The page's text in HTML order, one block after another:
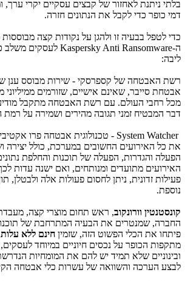
בלתי ניתנת לאחזור של קבצים עסקיים יקרי
דמי כופר כדי לקבל את הנתונים חזרה.
כדי לטפל בבעיה זו ולהגן על נקודות קצה
ה-Kaspersky Anti Ransomware
ליבה:
רשת האבטחה של קספרסקי - שירות מבוסס ענן
אבטחת סייבר, שאינם אישיים, שזורמים
מכל רחבי העולם. עם רשת האבטחה מתקבל
דבר המבטיח זמני תגובה מהירים ושמירה על רמת
System Watcher - טכנולוגית אבטחה פרו
את כל האירועים החשובים במערכת, כולל יצירה
הפעלה והגדרות, הפעלה של תוכנות והחלפת
האירועים מתועדים ומנותחים, ואם ישנה עדות
פעילות זדונית, ניתן לחסום פעולות אלה ולבטלן,
נוספת.
קונסטנטין וורונקוב, ראש תחום מוצרי קצה,
החברה, שמנטרים את הבעיה המתרחבת של
פיתחו את הכלי הפשוט הזה, שזמין חינם ללא עלות
מתקפות הכופר על נכסים חיוניים במיוחד
ובינוניים שלא תמיד יש להם את המומחיות
לבצע הערכה והשוואה של עשרות כלי אבטחה